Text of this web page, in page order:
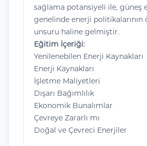
sağlama potansiyeli ile, güneş
genelinde enerji politikalarının
unsuru haline gelmiştir.
Eğitim İçeriği:
Yenilenebilen Enerji Kaynakları
Enerji Kaynakları
İşletme Maliyetleri
Dışarı Bağımlılık
Ekonomik Bunalımlar
Çevreye Zararlı mı
Doğal ve Çevreci Enerjiler